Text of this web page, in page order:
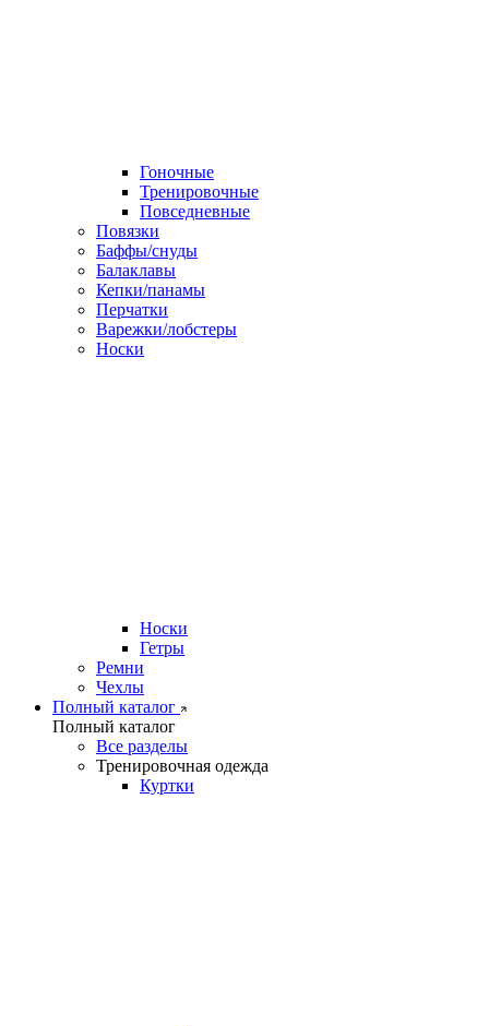
Гоночные
Тренировочные
Повседневные
Повязки
Баффы/снуды
Балаклавы
Кепки/панамы
Перчатки
Варежки/лобстеры
Носки
Носки
Гетры
Ремни
Чехлы
Полный каталог
Полный каталог
Все разделы
Тренировочная одежда
Куртки